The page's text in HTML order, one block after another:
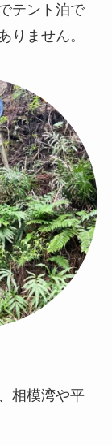
テント泊で
りません。
相模湾や平